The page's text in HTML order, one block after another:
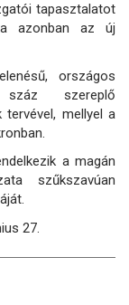
tapasztalatot
azonban az új
országos
szereplő
tervével, mellyel a
a magán
szűkszavúan
27.